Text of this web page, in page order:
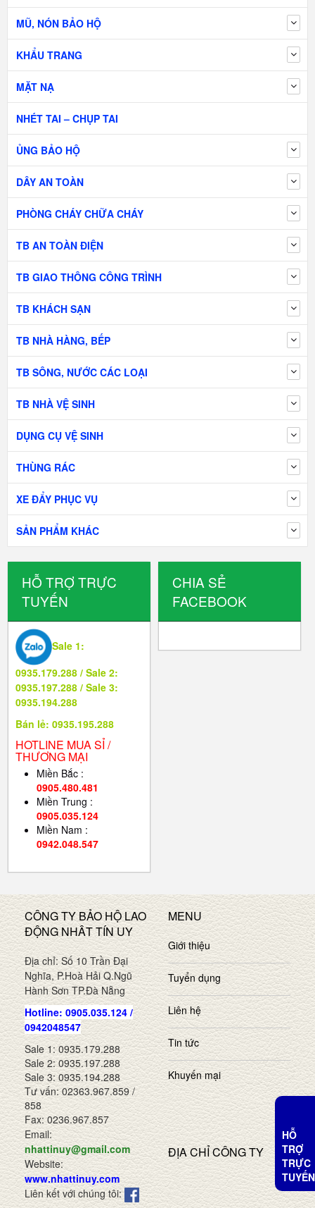
MŨ, NÓN BẢO HỘ
KHẨU TRANG
MẶT NẠ
NHÉT TAI – CHỤP TAI
ỦNG BẢO HỘ
DÂY AN TOÀN
PHÒNG CHÁY CHỮA CHÁY
TB AN TOÀN ĐIỆN
TB GIAO THÔNG CÔNG TRÌNH
TB KHÁCH SẠN
TB NHÀ HÀNG, BẾP
TB SÔNG, NƯỚC CÁC LOẠI
TB NHÀ VỆ SINH
DỤNG CỤ VỆ SINH
THÙNG RÁC
XE ĐẨY PHỤC VỤ
SẢN PHẨM KHÁC
HỖ TRỢ TRỰC
TUYẾN
Sale 1:
0935.179.288 / Sale 2:
0935.197.288 / Sale 3:
0935.194.288
Bán lẻ: 0935.195.288
HOTLINE MUA SỈ /
THƯƠNG MẠI
Miền Bắc :
0905.480.481
Miền Trung :
0905.035.124
Miền Nam :
0942.048.547
CHIA SẺ
FACEBOOK
CÔNG TY BẢO HỘ LAO
ĐỘNG NHÂT TÍN UY
Địa chỉ: Số 10 Trần Đại
Nghĩa, P.Hoà Hải Q.Ngũ
Hành Sơn TP.Đà Nẵng
Hotline: 0905.035.124 /
0942048547
Sale 1: 0935.179.288
Sale 2: 0935.197.288
Sale 3: 0935.194.288
Tư vấn: 02363.967.859 /
858
Fax: 0236.967.857
Email:
nhattinuy@gmail.com
Website:
www.nhattinuy.com
Liên kết với chúng tôi:
MENU
Giới thiệu
Tuyển dụng
Liên hệ
Tin tức
Khuyến mại
ĐỊA CHỈ CÔNG TY
HỖ
TRỢ
TRỰC
TUYẾN